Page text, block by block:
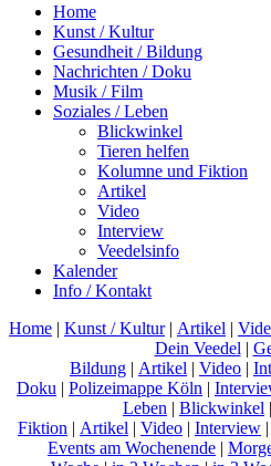
Home
Kunst / Kultur
Gesundheit / Bildung
Nachrichten / Doku
Musik / Film
Soziales / Leben
Blickwinkel
Tieren helfen
Kolumne und Fiktion
Artikel
Video
Interview
Veedelsinfo
Kalender
Info / Kontakt
Home | Kunst / Kultur| Artikel |
Dein Veedel |
Bildung | Artikel | Video |
Doku | Polizeimappe Köln |
Leben | Blickwinkel |
Fiktion | Artikel | Video | Interview |
Events am Wochenende |